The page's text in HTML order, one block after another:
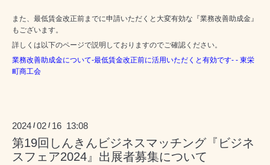
また、最低賃金改正前までに申請いただくと大変有効な『業務改善助成金』
もございます。
詳しくは以下のページで説明しておりますのでご確認ください。
業務改善助成金について-最低賃金改正前に活用いただくと有効です- - 東栄
町商工会
2024 /02 / 16 13:08
第19回しんきんビジネスマッチング『ビジネ
スフェア2024』出展者募集について